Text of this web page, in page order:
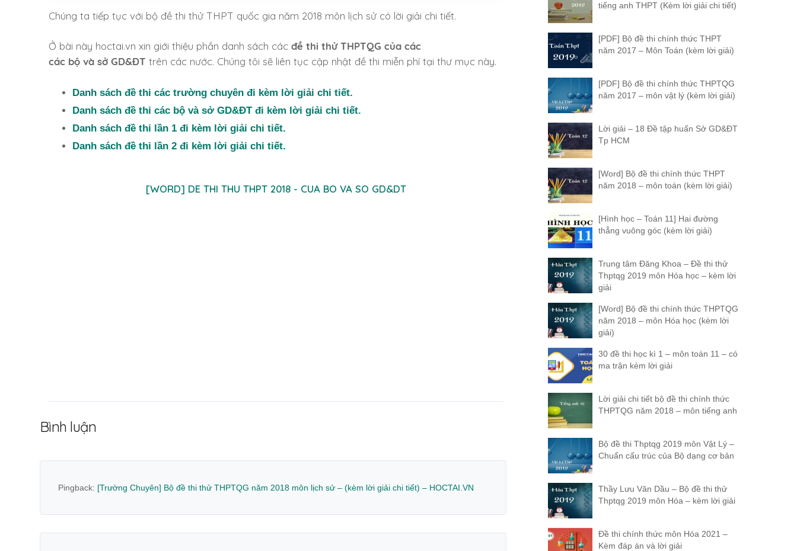
Chúng ta tiếp tục với bộ đề thi thử THPT quốc gia năm 2018 môn lịch sử có lời giải chi tiết.
Ở bài này hoctai.vn xin giới thiệu phần danh sách các đề thi thử THPTQG của các
các bộ và sở GD&ĐT trên các nước. Chúng tôi sẽ liên tục cập nhật đề thi miễn phí tại thư mục này.
Danh sách đề thi các trường chuyên đi kèm lời giải chi tiết.
Danh sách đề thi các bộ và sở GD&ĐT đi kèm lời giải chi tiết.
Danh sách đề thi lần 1 đi kèm lời giải chi tiết.
Danh sách đề thi lần 2 đi kèm lời giải chi tiết.
[WORD] DE THI THU THPT 2018 - CUA BO VA SO GD&DT
Bình luận
Pingback: [Trường Chuyên] Bộ đề thi thử THPTQG năm 2018 môn lịch sử – (kèm lời giải chi tiết) – HOCTAI.VN
tiếng anh THPT (Kèm lời giải chi tiết)
[PDF] Bộ đề thi chính thức THPT
năm 2017 – Môn Toán (kèm lời giải)
[PDF] Bộ đề thi chính thức THPTQG
năm 2017 – môn vật lý (kèm lời giải)
Lời giải – 18 Đề tập huấn Sở GD&ĐT
Tp HCM
[Word] Bộ đề thi chính thức THPT
năm 2018 – môn toán (kèm lời giải)
[Hình học – Toán 11] Hai đường
thẳng vuông góc (kèm lời giải)
Trung tâm Đăng Khoa – Đề thi thử
Thptqg 2019 môn Hóa học – kèm lời
giải
[Word] Bộ đề thi chính thức THPTQG
năm 2018 – môn Hóa học (kèm lời
giải)
30 đề thi học kì 1 – môn toán 11 – có
ma trận kèm lời giải
Lời giải chi tiết bộ đề thi chính thức
THPTQG năm 2018 – môn tiếng anh
Bộ đề thi Thptqg 2019 môn Vật Lý –
Chuẩn cấu trúc của Bộ dạng cơ bản
Thầy Lưu Văn Dầu – Bộ đề thi thử
Thptqg 2019 môn Hóa – kèm lời giải
Đề thi chính thức môn Hóa 2021 –
Kèm đáp án và lời giải